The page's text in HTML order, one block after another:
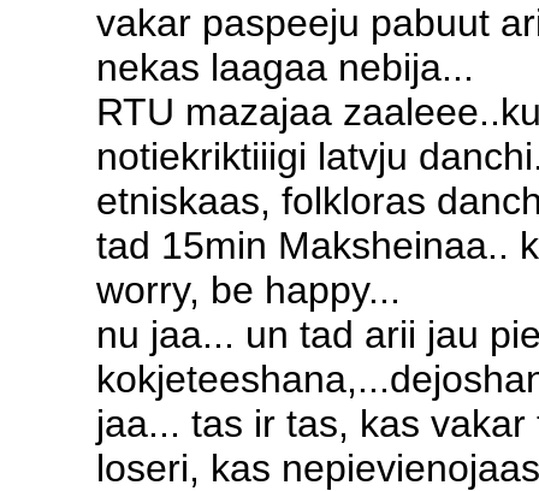
vakar paspeeju pabuut
nekas laagaa nebija...
RTU mazajaa
notiekriktiiigi latvju
etniskaas, folkloras
tad 15min Maksheinaa..
worry, be happy...
nu jaa... un tad arii jau
jaa... tas ir tas, kas
loseri, kas